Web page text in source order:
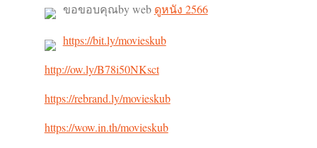
ขอขอบคุณby web ดูหนัง 2566
https://bit.ly/movieskub
http://ow.ly/B78i50NKsct
https://rebrand.ly/movieskub
https://wow.in.th/movieskub